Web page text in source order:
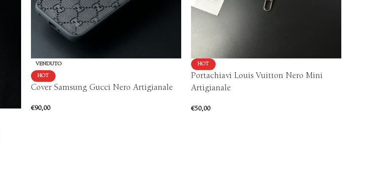
VENDUTO
HOT
Cover Samsung Gucci Nero Artigianale
€90,00
HOT
Portachiavi Louis Vuitton Nero Mini
Artigianale
€50,00